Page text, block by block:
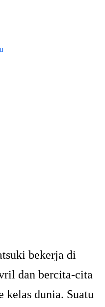
bekerja di
dan bercita-cita
kelas dunia. Suatu